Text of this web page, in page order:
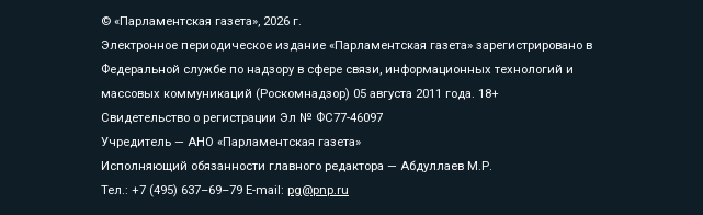
© «Парламентская газета», 2026 г.
Электронное периодическое издание «Парламентская газета» зарегистрировано в
Федеральной службе по надзору в сфере связи, информационных технологий и
массовых коммуникаций (Роскомнадзор) 05 августа 2011 года. 18+
Свидетельство о регистрации Эл № ФС77-46097
Учредитель — АНО «Парламентская газета»
Исполняющий обязанности главного редактора — Абдуллаев М.Р.
Тел.: +7 (495) 637–69–79 E-mail: pg@pnp.ru